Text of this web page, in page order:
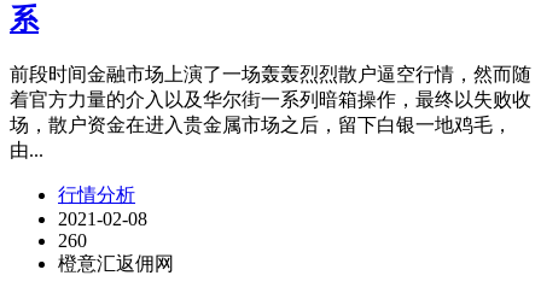
系
前段时间金融市场上演了一场轰轰烈烈散户逼空行情，然而随
着官方力量的介入以及华尔街一系列暗箱操作，最终以失败收
场，散户资金在进入贵金属市场之后，留下白银一地鸡毛，
由...
行情分析
2021-02-08
260
橙意汇返佣网